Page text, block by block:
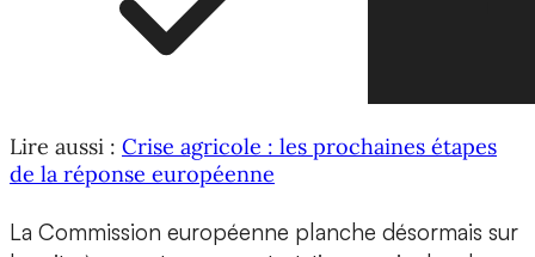
Lire aussi : Crise agricole : les prochaines étapes
de la réponse européenne
La Commission européenne planche désormais sur